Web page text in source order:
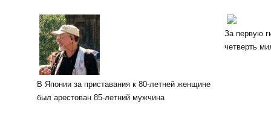
В Японии за приставания к 80-летней женщине
был арестован 85-летний мужчина
За первую
четверть